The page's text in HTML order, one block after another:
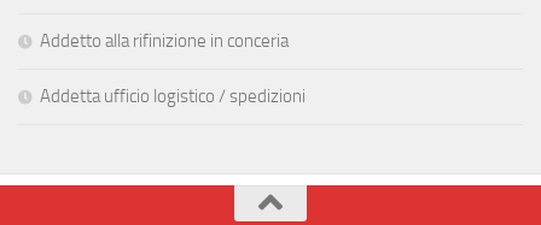
Addetto alla rifinizione in conceria
Addetta ufficio logistico / spedizioni